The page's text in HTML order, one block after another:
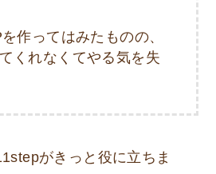
作ってはみたものの、
くれなくてやる気を失
がきっと役に立ちま